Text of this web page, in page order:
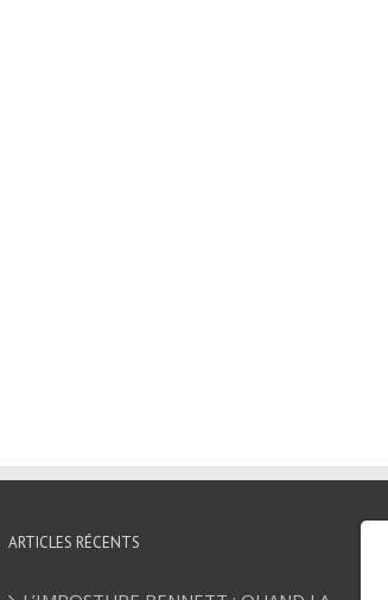
ARTICLES RÉCENTS